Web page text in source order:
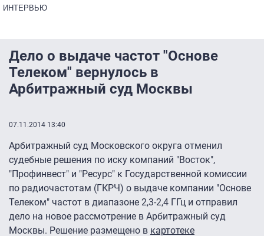
ИНТЕРВЬЮ
Дело о выдаче частот "Основе
Телеком" вернулось в
Арбитражный суд Москвы
07.11.2014 13:40
Арбитражный суд Московского округа отменил
судебные решения по иску компаний "Восток",
"Профинвест" и "Ресурс" к Государственной комиссии
по радиочастотам (ГКРЧ) о выдаче компании "Основе
Телеком" частот в диапазоне 2,3-2,4 ГГц и отправил
дело на новое рассмотрение в Арбитражный суд
Москвы. Решение размещено в картотеке